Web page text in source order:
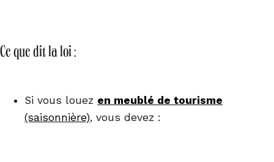
Ce que dit la loi :
Si vous louez en meublé de tourisme
(saisonnière), vous devez :